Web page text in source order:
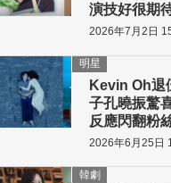
演技好很期待
2026年7月2日
Kevin Oh退
子孔曉振驚
反應閃翻粉
明星
2026年6月25日
韓劇